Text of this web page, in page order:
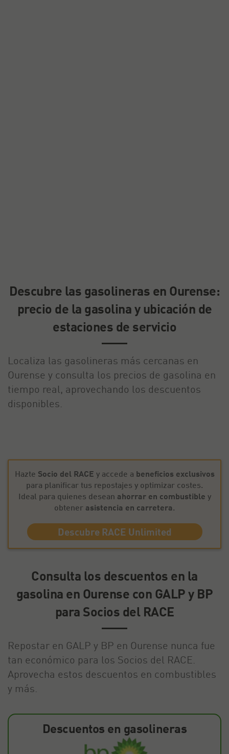
Descubre las gasolineras en Ourense:
precio de la gasolina y ubicación de
estaciones de servicio
Localiza las gasolineras más cercanas en
Ourense y consulta los precios de gasolina en
tiempo real, aprovechando los descuentos
disponibles.
Hazte Socio del RACE y accede a beneficios exclusivos
para planificar tus repostajes y optimizar costes.
Ideal para quienes desean ahorrar en combustible y
obtener asistencia en carretera.
Descubre RACE Unlimited
Consulta los descuentos en la
gasolina en Ourense con GALP y BP
para Socios del RACE
Repostar en GALP y BP en Ourense nunca fue
tan económico para los Socios del RACE.
Aprovecha estos descuentos en combustibles
y más.
Descuentos en gasolineras